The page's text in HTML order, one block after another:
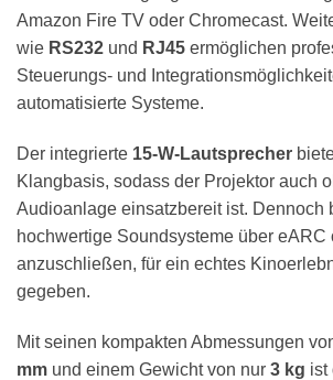
Amazon Fire TV oder Chromecast.
wie RS232 und RJ45 ermöglichen
Steuerungs- und
automatisierte Systeme.
Der integrierte 15-W-Lautsprecher
Klangbasis, sodass der Projektor auch
Audioanlage einsatzbereit ist. Dennoch
hochwertige Soundsysteme über eARC
anzuschließen, für ein echtes
gegeben.
Mit seinen kompakten Abmessungen
mm und einem Gewicht von nur 3 kg ist